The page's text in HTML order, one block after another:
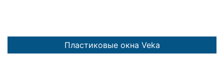
Пластиковые окна Veka